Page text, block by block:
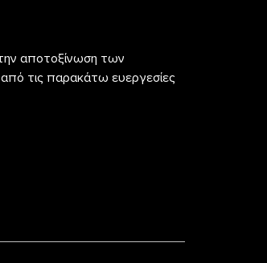
αποτοξίνωση των
τις παρακάτω ευεργεσίες